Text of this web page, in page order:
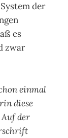
der
es
zwar
einmal
diese
der